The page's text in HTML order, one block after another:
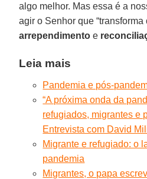
algo melhor. Mas essa é a
agir o Senhor que “transforma
arrependimento e
Leia mais
Pandemia e pós-
“A próxima onda da
refugiados, migrantes e
Entrevista com David
Migrante e refugiado: o
pandemia
Migrantes, o papa